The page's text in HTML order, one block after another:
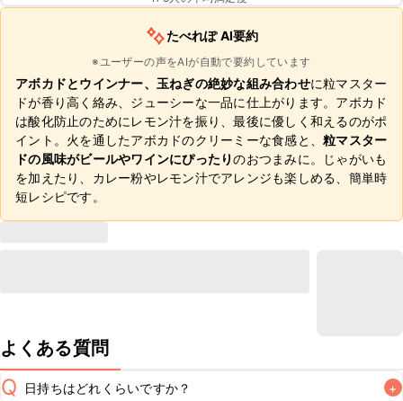
たべれぽ AI要約
※ユーザーの声をAIが自動で要約しています
アボカドとウインナー、玉ねぎの絶妙な組み合わせに粒マスター
ドが香り高く絡み、ジューシーな一品に仕上がります。アボカド
は酸化防止のためにレモン汁を振り、最後に優しく和えるのがポ
イント。火を通したアボカドのクリーミーな食感と、 粒マスター
ドの風味がビールやワインにぴったりのおつまみに。じゃがいも
を加えたり、カレー粉やレモン汁でアレンジも楽しめる、簡単時
短レシピです。
よくある質問
Q 日持ちはどれくらいですか？ +